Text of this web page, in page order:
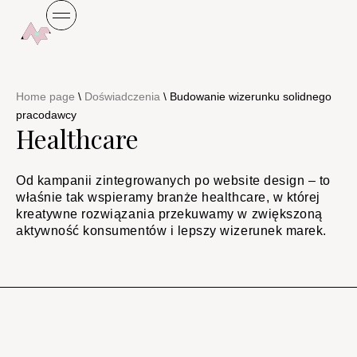
Home page \ Doświadczenia \ Budowanie wizerunku solidnego
pracodawcy
Healthcare
Od kampanii zintegrowanych po website design – to
właśnie tak wspieramy branże healthcare, w której
kreatywne rozwiązania przekuwamy w zwiększoną
aktywność konsumentów i lepszy wizerunek marek.